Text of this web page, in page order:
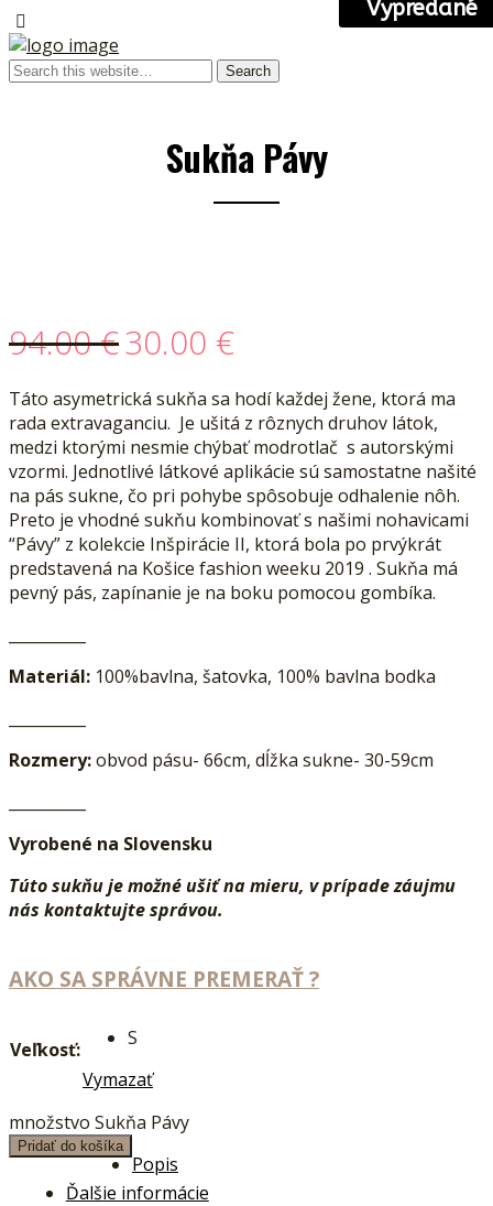
Sukňa Pávy
94.00€30.00 €
Táto asymetrická sukňa sa hodí každej žene, ktorá ma
rada extravaganciu. Je ušitá z rôznych druhov látok,
medzi ktorými nesmie chýbať modrotlač s autorskými
vzormi. Jednotlivé látkové aplikácie sú samostatne našité
na pás sukne, čo pri pohybe spôsobuje odhalenie nôh.
Preto je vhodné sukňu kombinovať s našimi nohavicami
“Pávy” z kolekcie Inšpirácie II, ktorá bola po prvýkrát
predstavená na Košice fashion weeku 2019 . Sukňa má
pevný pás, zapínanie je na boku pomocou gombíka.
Materiál: 100%bavlna, šatovka, 100% bavlna bodka
Rozmery:obvod pásu- 66cm, dĺžka sukne- 30-59cm
Vyrobené na Slovensku
Túto sukňu je možné ušiť na mieru, v prípade záujmu
nás kontaktujte správou.
AKO SA SPRÁVNE PREMERAŤ ?
Veľkosť:
S
Vymazať
množstvo Sukňa Pávy
Pridať do košíka
Popis
Ďalšie informácie
Vypredané